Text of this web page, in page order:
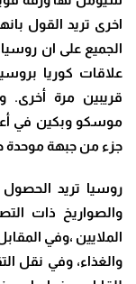
اخرى تريد القول
الجميع على ان
علاقات كوريا
قريبين مرة أخرى.
موسكو وبكين في
جزء من جبهة
روسيا تريد
والصواريخ ذات
الملايين ،وفي
والغذاء، وفي نقل